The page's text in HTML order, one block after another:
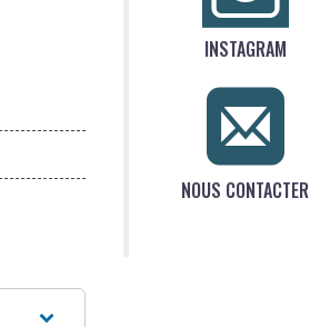
INSTAGRAM
NOUS CONTACTER